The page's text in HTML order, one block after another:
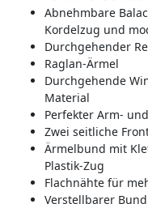
Abnehmbare
Kordelzug und
Durchgehender
Raglan-Ärmel
Durchgehende
Material
Perfekter Arm-
Zwei seitliche
Ärmelbund mit
Plastik-Zug
Flachnähte für
Verstellbarer